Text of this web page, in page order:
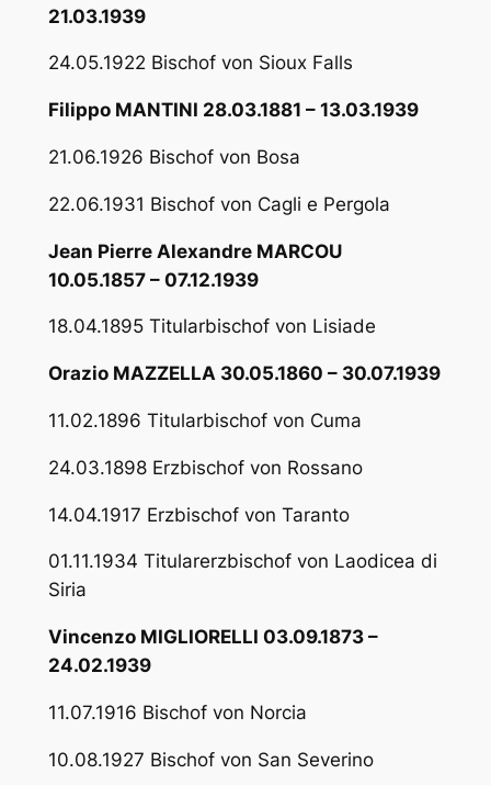
21.03.1939
24.05.1922 Bischof von Sioux Falls
Filippo MANTINI 28.03.1881 – 13.03.1939
21.06.1926 Bischof von Bosa
22.06.1931 Bischof von Cagli e Pergola
Jean Pierre Alexandre MARCOU
10.05.1857 – 07.12.1939
18.04.1895 Titularbischof von Lisiade
Orazio MAZZELLA 30.05.1860 – 30.07.1939
11.02.1896 Titularbischof von Cuma
24.03.1898 Erzbischof von Rossano
14.04.1917 Erzbischof von Taranto
01.11.1934 Titularerzbischof von Laodicea di
Siria
Vincenzo MIGLIORELLI 03.09.1873 –
24.02.1939
11.07.1916 Bischof von Norcia
10.08.1927 Bischof von San Severino